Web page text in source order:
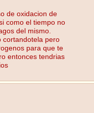
de oxidacion de
como el tiempo no
del mismo.
cortandotela pero
para que te
entonces tendrias